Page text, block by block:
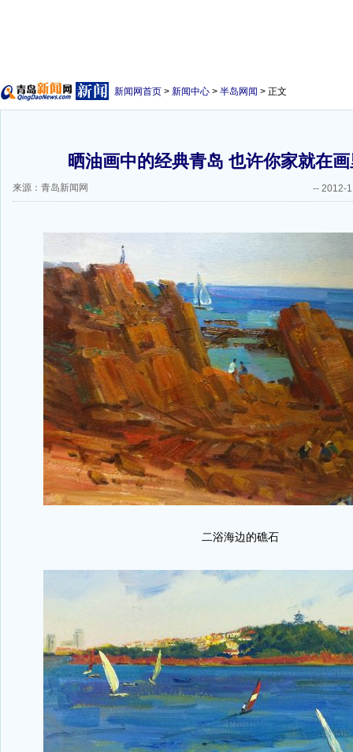
新闻网首页 > 新闻中心 > 半岛网闻 > 正文
晒油画中的经典青岛 也许你家就在
来源：青岛新闻网 -- 2012-
二浴海边的礁石